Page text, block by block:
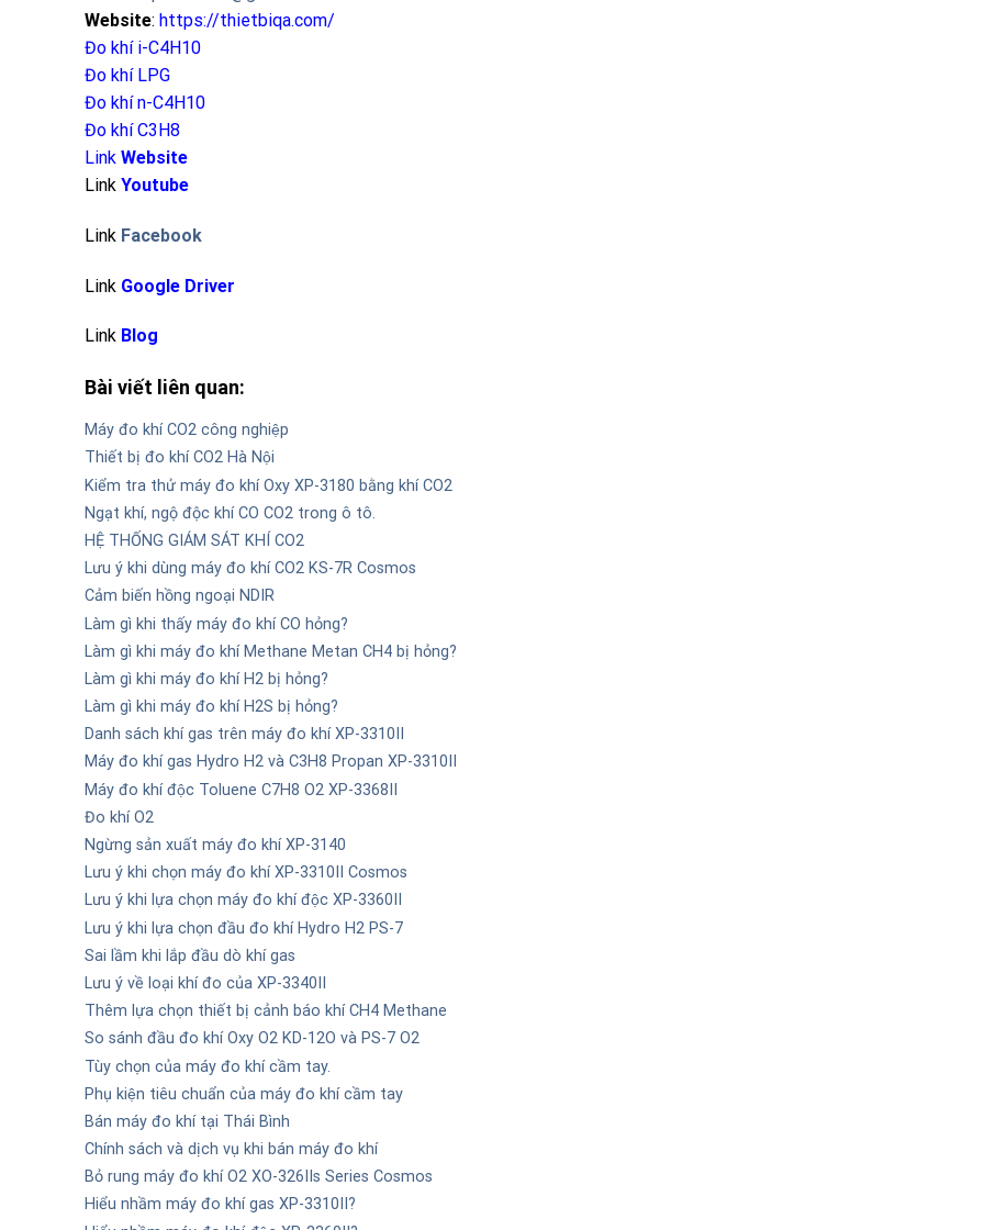
Website: https://thietbiqa.com/
Đo khí i-C4H10
Đo khí LPG
Đo khí n-C4H10
Đo khí C3H8
Link Website
Link Youtube
Link Facebook
Link Google Driver
Link Blog
Bài viết liên quan:
Máy đo khí CO2 công nghiệp
Thiết bị đo khí CO2 Hà Nội
Kiểm tra thử máy đo khí Oxy XP-3180 bằng khí CO2
Ngạt khí, ngộ độc khí CO CO2 trong ô tô.
HỆ THỐNG GIÁM SÁT KHÍ CO2
Lưu ý khi dùng máy đo khí CO2 KS-7R Cosmos
Cảm biến hồng ngoại NDIR
Làm gì khi thấy máy đo khí CO hỏng?
Làm gì khi máy đo khí Methane Metan CH4 bị hỏng?
Làm gì khi máy đo khí H2 bị hỏng?
Làm gì khi máy đo khí H2S bị hỏng?
Danh sách khí gas trên máy đo khí XP-3310II
Máy đo khí gas Hydro H2 và C3H8 Propan XP-3310II
Máy đo khí độc Toluene C7H8 O2 XP-3368II
Đo khí O2
Ngừng sản xuất máy đo khí XP-3140
Lưu ý khi chọn máy đo khí XP-3310II Cosmos
Lưu ý khi lựa chọn máy đo khí độc XP-3360II
Lưu ý khi lựa chọn đầu đo khí Hydro H2 PS-7
Sai lầm khi lắp đầu dò khí gas
Lưu ý về loại khí đo của XP-3340II
Thêm lựa chọn thiết bị cảnh báo khí CH4 Methane
So sánh đầu đo khí Oxy O2 KD-12O và PS-7 O2
Tùy chọn của máy đo khí cầm tay.
Phụ kiện tiêu chuẩn của máy đo khí cầm tay
Bán máy đo khí tại Thái Bình
Chính sách và dịch vụ khi bán máy đo khí
Bỏ rung máy đo khí O2 XO-326IIs Series Cosmos
Hiểu nhầm máy đo khí gas XP-3310II?